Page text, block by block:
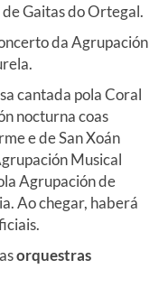
Gaitas do Ortegal.
da Agrupación
cantada pola Coral
nocturna coas
e de San Xoán
Musical
Agrupación de
Ao chegar, haberá
orquestras